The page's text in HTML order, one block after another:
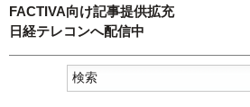
FACTIVA向け記事提供拡充
日経テレコンへ配信中